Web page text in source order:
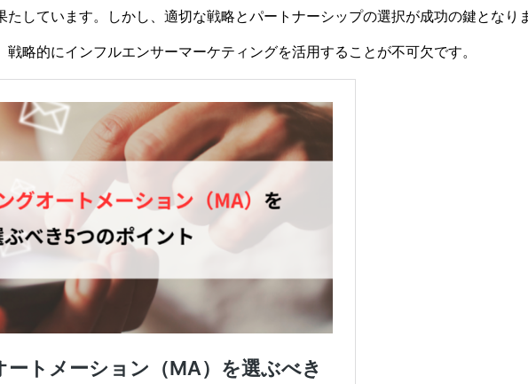
しています。しかし、適切な戦略とパートナーシップの選択が成功の鍵となり
略的にインフルエンサーマーケティングを活用することが不可欠です。